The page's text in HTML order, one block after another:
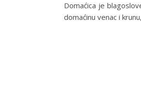
Domaćica je
domaćinu venac i